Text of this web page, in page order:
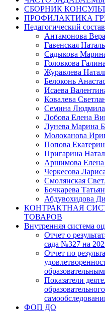
СБОРНИК
ПРОФИЛАКТИКА
Педагогический состав
Антамонова
Гавенская
Садыкова
Головкова
Журавлева
Белоконь
Исаева
Ковалева
Семина Людмила
Лобова Елена
Лунева Марина
Молоканова
Попова
Пригарина
Аршимова Елена
Черкесова
Смолянская
Бочкарева
Абдувохидова
КОНТРАКТНАЯ
ТОВАРОВ
Внутренняя система
Отчет о
сада №327 на
Отчет по
Показатели
ФОП ДО